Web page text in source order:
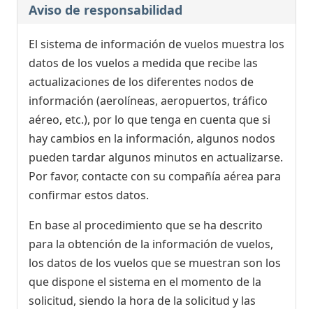
Aviso de responsabilidad
El sistema de información de vuelos muestra los
datos de los vuelos a medida que recibe las
actualizaciones de los diferentes nodos de
información (aerolíneas, aeropuertos, tráfico
aéreo, etc.), por lo que tenga en cuenta que si
hay cambios en la información, algunos nodos
pueden tardar algunos minutos en actualizarse.
Por favor, contacte con su compañía aérea para
confirmar estos datos.
En base al procedimiento que se ha descrito
para la obtención de la información de vuelos,
los datos de los vuelos que se muestran son los
que dispone el sistema en el momento de la
solicitud, siendo la hora de la solicitud y las